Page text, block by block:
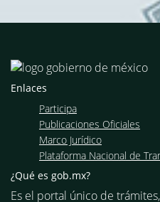
Enlaces
Participa
Publicaciones Oficiales
Marco Jurídico
Plataforma Nacional de
¿Qué es gob.mx?
Es el portal único de